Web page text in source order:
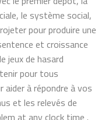
le système social,
pour produire une
et croissance
jeux de hasard
pour tous
aider à répondre à vos
et les relevés de
at any clock time .